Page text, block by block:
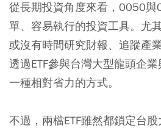
從長期投資角度來看，0050
單、容易執行的投資工具。尤
或沒有時間研究財報、追蹤產
透過ETF參與台灣大型龍頭企
一種相對省力的方式。
不過，兩檔ETF雖然都鎖定台